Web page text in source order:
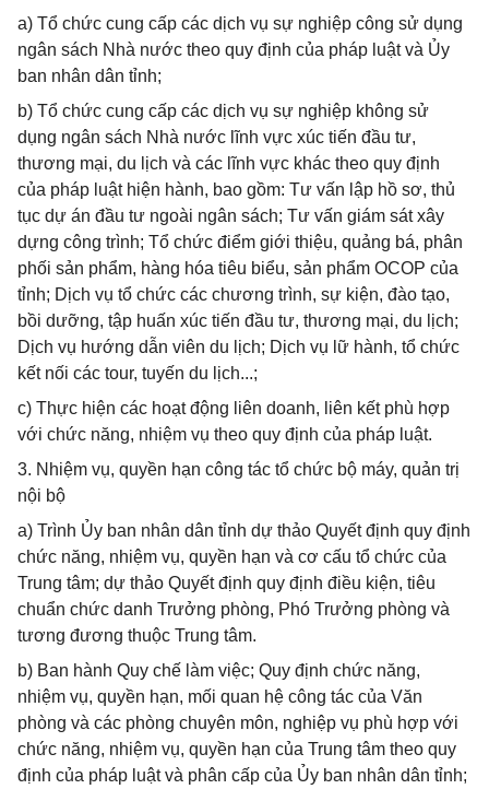
a) Tổ chức cung cấp các dịch vụ sự nghiệp công sử dụng
ngân sách Nhà nước theo quy định của pháp luật và Ủy
ban nhân dân tỉnh;
b) Tổ chức cung cấp các dịch vụ sự nghiệp không sử
dụng ngân sách Nhà nước lĩnh vực xúc tiến đầu tư,
thương mại, du lịch và các lĩnh vực khác theo quy định
của pháp luật hiện hành, bao gồm: Tư vấn lập hồ sơ, thủ
tục dự án đầu tư ngoài ngân sách; Tư vấn giám sát xây
dựng công trình; Tổ chức điểm giới thiệu, quảng bá, phân
phối sản phẩm, hàng hóa tiêu biểu, sản phẩm OCOP của
tỉnh; Dịch vụ tổ chức các chương trình, sự kiện, đào tạo,
bồi dưỡng, tập huấn xúc tiến đầu tư, thương mại, du lịch;
Dịch vụ hướng dẫn viên du lịch; Dịch vụ lữ hành, tổ chức
kết nối các tour, tuyến du lịch...;
c) Thực hiện các hoạt động liên doanh, liên kết phù hợp
với chức năng, nhiệm vụ theo quy định của pháp luật.
3. Nhiệm vụ, quyền hạn công tác tổ chức bộ máy, quản trị
nội bộ
a) Trình Ủy ban nhân dân tỉnh dự thảo Quyết định quy định
chức năng, nhiệm vụ, quyền hạn và cơ cấu tổ chức của
Trung tâm; dự thảo Quyết định quy định điều kiện, tiêu
chuẩn chức danh Trưởng phòng, Phó Trưởng phòng và
tương đương thuộc Trung tâm.
b) Ban hành Quy chế làm việc; Quy định chức năng,
nhiệm vụ, quyền hạn, mối quan hệ công tác của Văn
phòng và các phòng chuyên môn, nghiệp vụ phù hợp với
chức năng, nhiệm vụ, quyền hạn của Trung tâm theo quy
định của pháp luật và phân cấp của Ủy ban nhân dân tỉnh;